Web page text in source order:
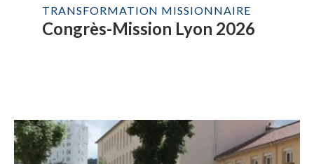
TRANSFORMATION MISSIONNAIRE
Congrès-Mission Lyon 2026